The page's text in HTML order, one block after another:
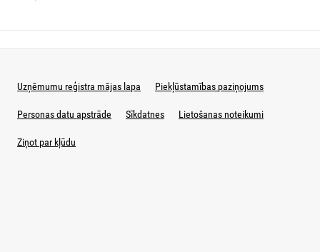
Uzņēmumu reģistra mājas lapa Piekļūstamības paziņojums
Personas datu apstrāde Sīkdatnes Lietošanas noteikumi
Ziņot par kļūdu